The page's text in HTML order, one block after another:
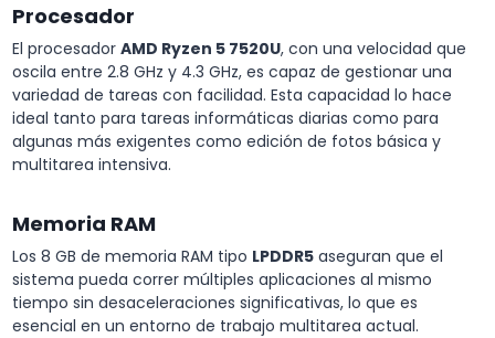
Procesador
El procesador AMD Ryzen 5 7520U, con una velocidad que
oscila entre 2.8 GHz y 4.3 GHz, es capaz de gestionar una
variedad de tareas con facilidad. Esta capacidad lo hace
ideal tanto para tareas informáticas diarias como para
algunas más exigentes como edición de fotos básica y
multitarea intensiva.
Memoria RAM
Los 8 GB de memoria RAM tipo LPDDR5 aseguran que el
sistema pueda correr múltiples aplicaciones al mismo
tiempo sin desaceleraciones significativas, lo que es
esencial en un entorno de trabajo multitarea actual.